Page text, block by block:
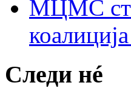
МЦМС
Следи нé